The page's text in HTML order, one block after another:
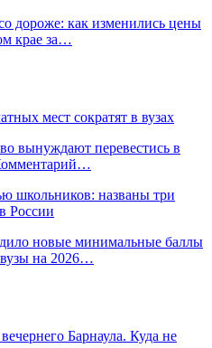
дороже: как изменились цены
крае за…
мест сократят в вузах
вынуждают перевестись в
школьников: названы три
России
новые минимальные баллы
на 2026…
Барнаула. Куда не